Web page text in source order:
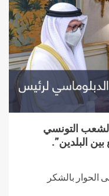
التونسي
البلدين”.
الحوار بالشكر